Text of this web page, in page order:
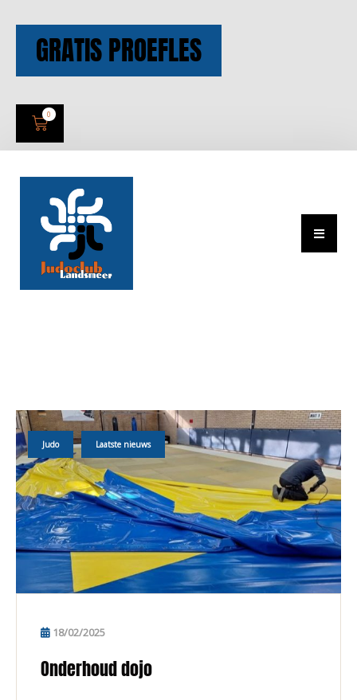
GRATIS PROEFLES
0
Judo Laatste nieuws
18/02/2025
Onderhoud dojo